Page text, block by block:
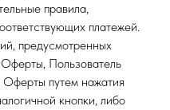
правила,
платежей.
предусмотренных
Пользователь
Оферты путем нажатия
кнопки, либо